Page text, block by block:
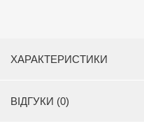
ХАРАКТЕРИСТИКИ
ВІДГУКИ (0)